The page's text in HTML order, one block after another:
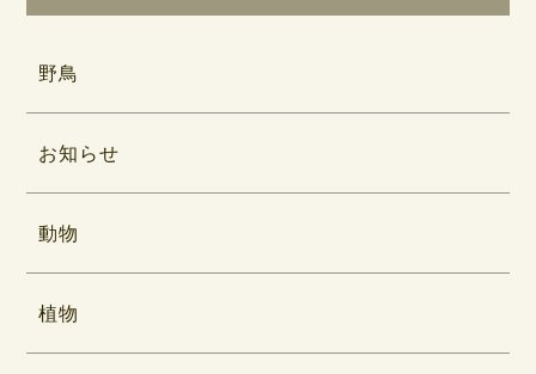
野鳥
お知らせ
動物
植物